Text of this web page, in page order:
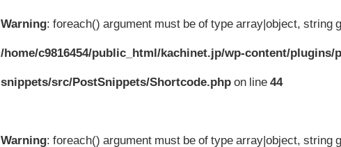
Warning: foreach() argument must be of type array|object, string
/home/c9816454/public_html/kachinet.jp/wp-content/plugins/
snippets/src/PostSnippets/Shortcode.php on line44
Warning: foreach() argument must be of type array|object, string